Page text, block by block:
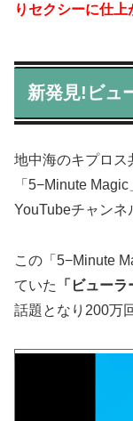
りセクシーに仕上
新発見!ビュ
地中海のキプロス
「5−Minute
YouTubeチャンネ
この「5−Minute
ていた
「ビュー
話題となり200万